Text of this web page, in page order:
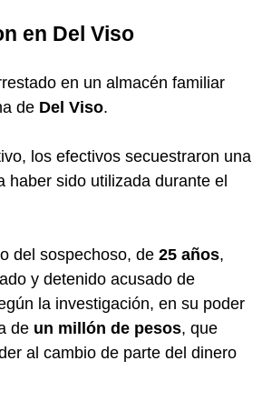
en Del Viso
en un almacén familiar
de Del Viso.
los efectivos secuestraron una
haber sido utilizada durante el
del sospechoso, de 25 años,
y detenido acusado de
la investigación, en su poder
de un millón de pesos, que
al cambio de parte del dinero